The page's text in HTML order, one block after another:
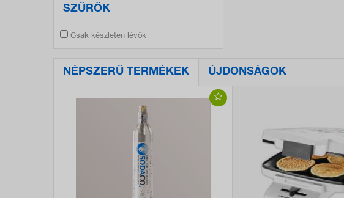
SZŰRŐK
Csak készleten lévők
NÉPSZERŰ TERMÉKEK ÚJDONSÁGOK